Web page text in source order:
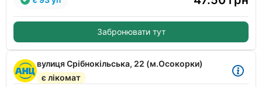
Забронювати тут
вулиця Срібнокільська, 22 (м.Осокорки)
є лікомат